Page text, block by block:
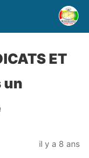
ET
un
il y a 8 ans